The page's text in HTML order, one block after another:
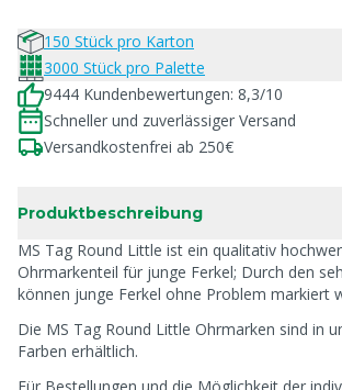
150 Stück pro Karton
3000 Stück pro Palette
9444 Kundenbewertungen: 8,3/10
Schneller und zuverlässiger Versand
Versandkostenfrei ab 250€
Produktbeschreibung
MS Tag Round Little ist ein qualitativ
Ohrmarkenteil für junge Ferkel; Durch den
können junge Ferkel ohne Problem markiert
Die MS Tag Round Little Ohrmarken sind in
Farben erhältlich.